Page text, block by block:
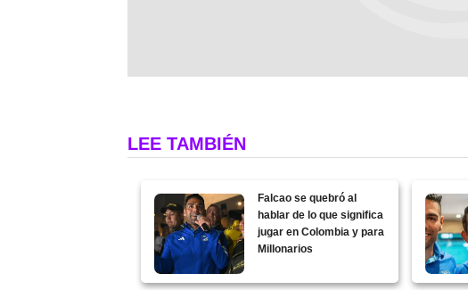
LEE TAMBIÉN
Falcao se quebró al
hablar de lo que significa
jugar en Colombia y para
Millonarios